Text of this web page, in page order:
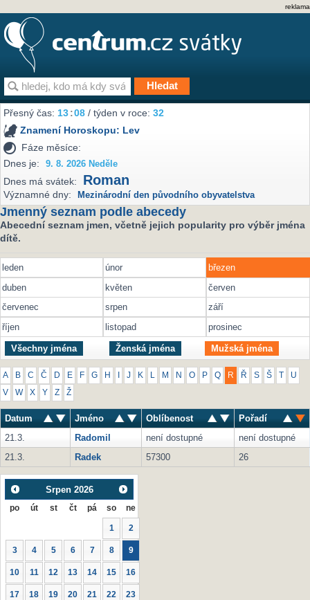
reklama
Přesný čas:13 08 / týden v roce:32
Znamení Horoskopu: Lev
Fáze měsíce:
Dnes je:
9. 8. 2026 Neděle
Dnes má svátek: Roman
Významné dny: Mezinárodní den původního obyvatelstva
Jmenný seznam podle abecedy
Abecední seznam jmen, včetně jejich popularity pro výběr jména
dítě.
leden únor
březen
duben
květen
červen
červenec
srpen
září
říjen
listopad prosinec
Všechny jména Ženská jména Mužská jména
A B C Č D E F G H J K M N O P Q R Ř S Š U
V W X Y Z Ž
Datum Jméno Oblíbenost
Pořadí
21.3.
Radomil není dostupné
není dostupné
21.3.
Radek 57300 26
Srpen 2026
po út st čt pá so ne
1 2
3 4 5 6 7 8 9
10 11 12 13 14 15 16
17 18 19 20 21 22 23